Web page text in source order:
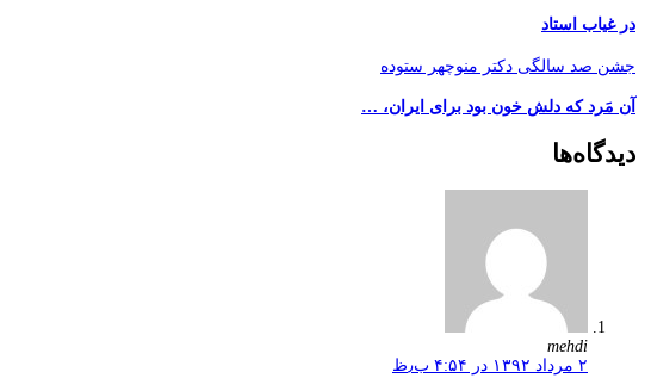
در غیاب استاد
جشن صد سالگی دکتر منوچهر ستوده
آن مَرد که دلش خون بود برای ایران، …
دیدگاه‌ها
mehdi
۲ مرداد ۱۳۹۲ در ۴:۵۴ ب٫ظ